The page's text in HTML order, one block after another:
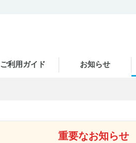
ご利用ガイド お知らせ
重要なお知らせ